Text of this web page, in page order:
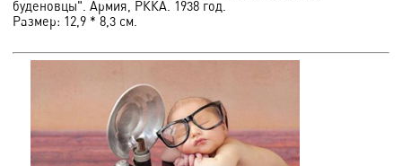
буденовцы". Армия, РККА. 1938 год.
Размер: 12,9 * 8,3 см.